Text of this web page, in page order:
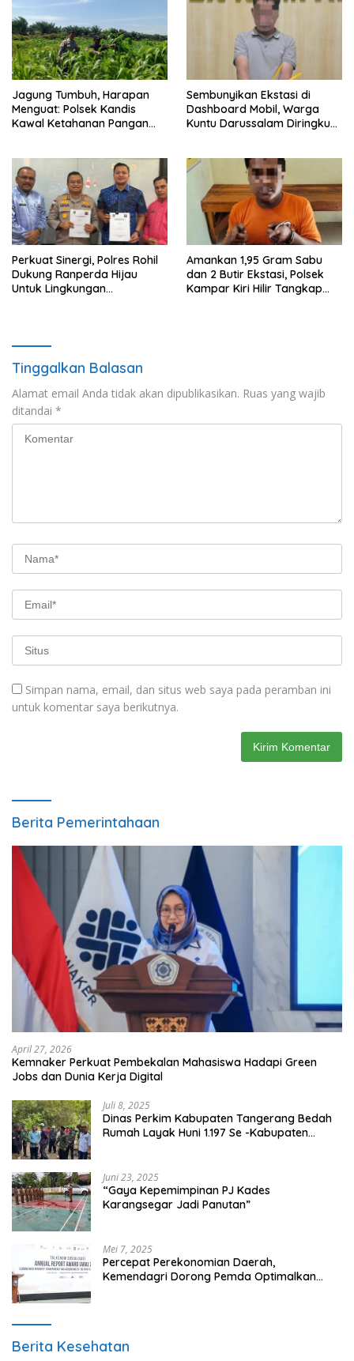
Jagung Tumbuh, Harapan
Menguat: Polsek Kandis
Kawal Ketahanan Pangan
Sembunyikan Ekstasi di
Dashboard Mobil, Warga
Kuntu Darussalam Diringkus
Perkuat Sinergi, Polres Rohil
Dukung Ranperda Hijau
Untuk Lingkungan
Amankan 1,95 Gram Sabu
dan 2 Butir Ekstasi, Polsek
Kampar Kiri Hilir Tangkap
Tinggalkan Balasan
Alamat email Anda tidak akan dipublikasikan. Ruas yang wajib
ditandai *
Simpan nama, email, dan situs web saya pada peramban ini
untuk komentar saya berikutnya.
Berita Pemerintahaan
April 27, 2026
Kemnaker Perkuat Pembekalan Mahasiswa Hadapi Green
Jobs dan Dunia Kerja Digital
Juli 8, 2025
Dinas Perkim Kabupaten Tangerang Bedah
Rumah Layak Huni 1.197 Se -Kabupaten
Juni 23, 2025
“Gaya Kepemimpinan PJ Kades
Karangsegar Jadi Panutan”
Mei 7, 2025
Percepat Perekonomian Daerah,
Kemendagri Dorong Pemda Optimalkan
Berita Kesehatan